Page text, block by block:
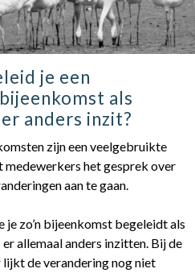
je een
als
anders inzit?
zijn een veelgebruikte
medewerkers het gesprek over
aan te gaan.
je zo’n bijeenkomst begeleidt als
er allemaal anders inzitten. Bij de
lijkt de verandering nog niet